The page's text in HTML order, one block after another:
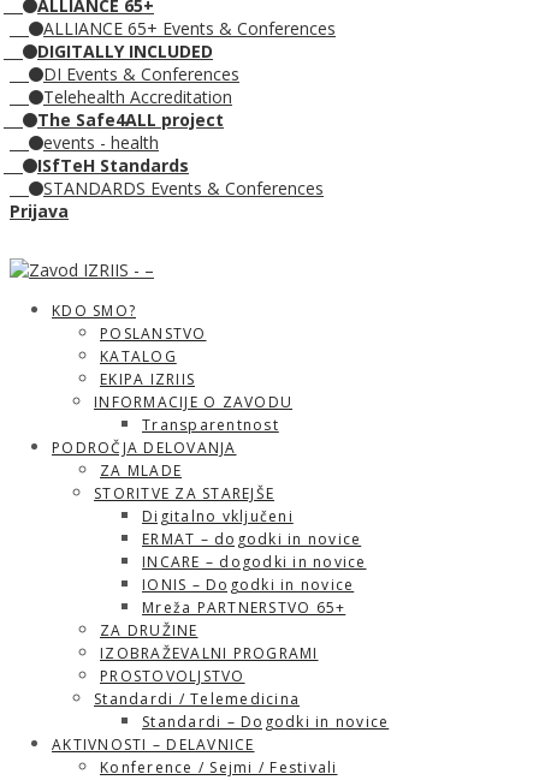
ALLIANCE 65+
ALLIANCE 65+ Events & Conferences
DIGITALLY INCLUDED
DI Events & Conferences
Telehealth Accreditation
The Safe4ALL project
events - health
ISfTeH Standards
STANDARDS Events & Conferences
Prijava
KDO SMO?
POSLANSTVO
KATALOG
EKIPA IZRIIS
INFORMACIJE O ZAVODU
Transparentnost
PODROČJA DELOVANJA
ZA MLADE
STORITVE ZA STAREJŠE
Digitalno vključeni
ERMAT – dogodki in novice
INCARE – dogodki in novice
IONIS – Dogodki in novice
Mreža PARTNERSTVO 65+
ZA DRUŽINE
IZOBRAŽEVALNI PROGRAMI
PROSTOVOLJSTVO
Standardi / Telemedicina
Standardi – Dogodki in novice
AKTIVNOSTI – DELAVNICE
Konference / Sejmi / Festivali